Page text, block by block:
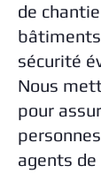
de
sécurité
Nous
pour
agents